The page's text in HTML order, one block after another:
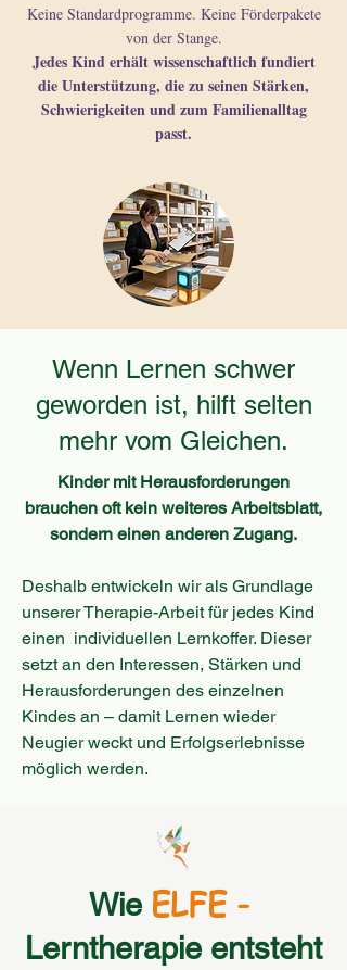
Keine Standardprogramme. Keine Förderpakete
von der Stange.
Jedes Kind erhält wissenschaftlich fundiert
die Unterstützung, die zu seinen Stärken,
Schwierigkeiten und zum Familienalltag
passt.
Wenn Lernen schwer
geworden ist, hilft selten
mehr vom Gleichen.
Kinder mit Herausforderungen
brauchen oft kein weiteres Arbeitsblatt,
sondern einen anderen Zugang.
Deshalb entwickeln wir als Grundlage
unserer Therapie-Arbeit für jedes Kind
einen individuellen Lernkoffer. Dieser
setzt an den Interessen, Stärken und
Herausforderungen des einzelnen
Kindes an – damit Lernen wieder
Neugier weckt und Erfolgserlebnisse
möglich werden.
Wie ELFE -
Lerntherapie entsteht